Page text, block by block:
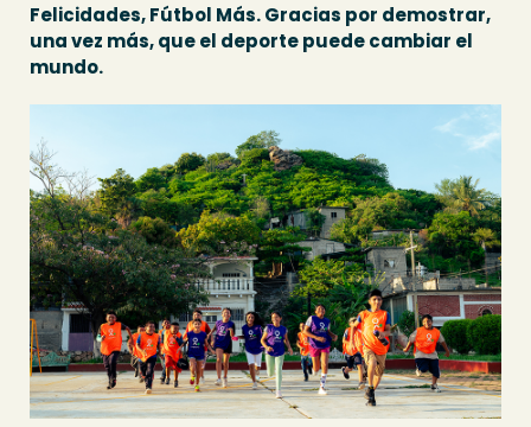
Felicidades, Fútbol Más. Gracias por demostrar,
una vez más, que el deporte puede cambiar el
mundo.